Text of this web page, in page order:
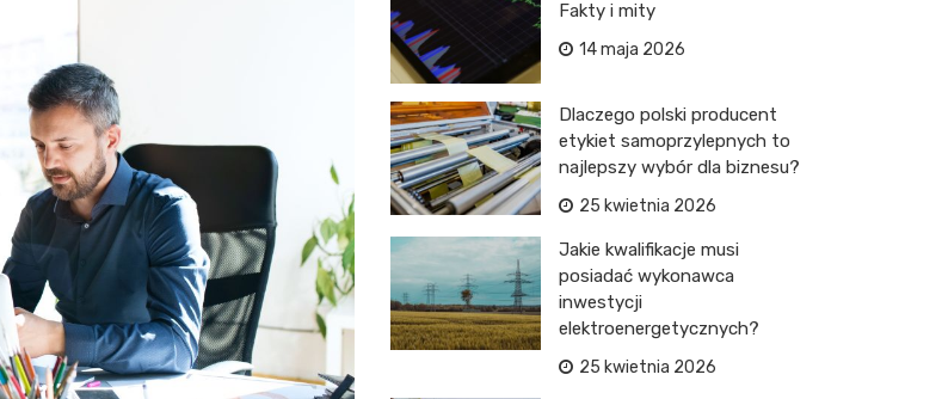
Fakty i mity
14 maja 2026
Dlaczego polski producent
etykiet samoprzylepnych to
najlepszy wybór dla biznesu?
25 kwietnia 2026
Jakie kwalifikacje musi
posiadać wykonawca
inwestycji
elektroenergetycznych?
25 kwietnia 2026